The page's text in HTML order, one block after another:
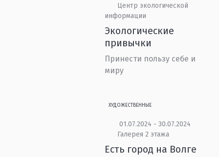
Центр экологической
информации
Экологические
привычки
Принести пользу себе и
миру
ХУДОЖЕСТВЕННЫЕ
01.07.2024 - 30.07.2024
Галерея 2 этажа
Есть город на Волге